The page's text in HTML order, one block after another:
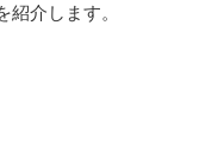
介します。